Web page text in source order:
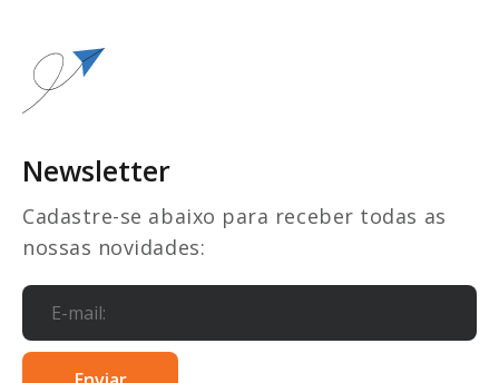
Newsletter
Cadastre-se abaixo para receber todas as
nossas novidades: